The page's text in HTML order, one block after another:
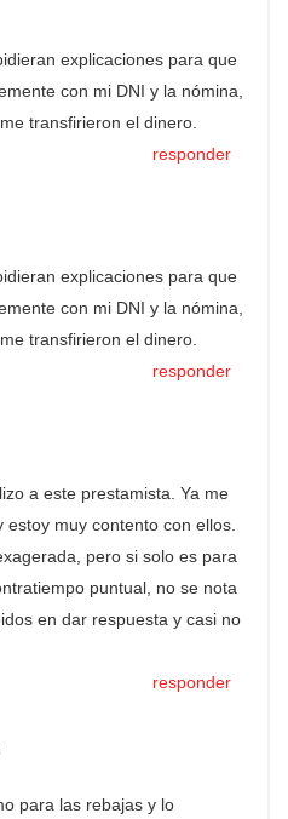
explicaciones para que
con mi DNI y la nómina,
transfirieron el dinero.
responder
explicaciones para que
con mi DNI y la nómina,
transfirieron el dinero.
responder
a este prestamista. Ya me
muy contento con ellos.
pero si solo es para
puntual, no se nota
en dar respuesta y casi no
responder
para las rebajas y lo